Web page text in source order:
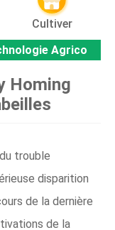
Cultiver
Agricole
Homing
trouble
disparition
de la dernière
de la